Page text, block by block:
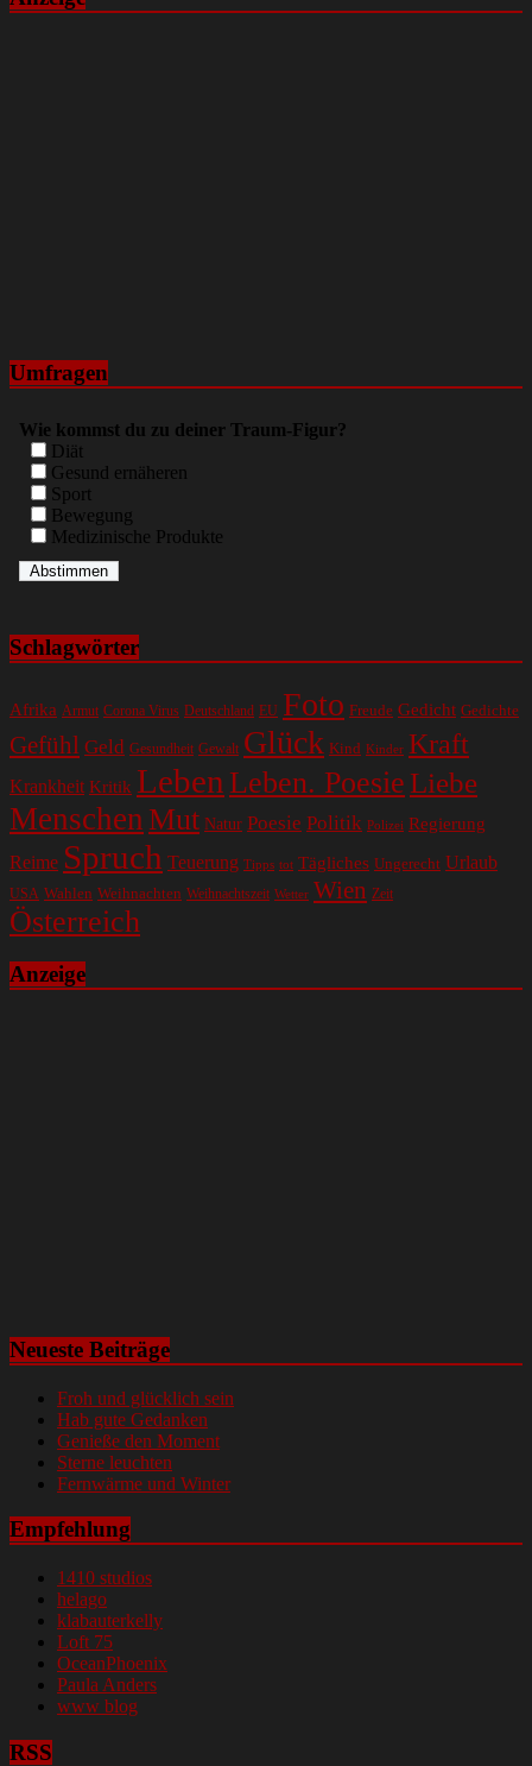
Umfragen
Wie kommst du zu deiner Traum-Figur?
Diät
Gesund ernäheren
Sport
Bewegung
Medizinische Produkte
Schlagwörter
Afrika Armut Corona Virus Deutschland EU Foto Freude Gedicht Gedichte
Gefühl Geld Gesundheit Gewalt Glück Kind Kinder Kraft
Krankheit Kritik Leben Leben. Poesie Liebe
Menschen Mut Natur Poesie Politik Polizei Regierung
Reime Spruch Teuerung Tipps tot Tägliches Ungerecht Urlaub
USA Wahlen Weihnachten Weihnachtszeit Wetter Wien Zeit
Österreich
Anzeige
Neueste Beiträge
Froh und glücklich sein
Hab gute Gedanken
Genieße den Moment
Sterne leuchten
Fernwärme und Winter
Empfehlung
1410 studios
helago
klabauterkelly
Loft 75
OceanPhoenix
Paula Anders
www blog
RSS